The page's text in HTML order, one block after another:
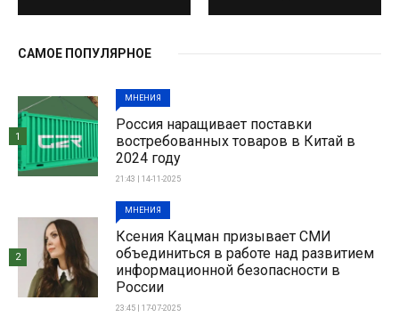
САМОЕ ПОПУЛЯРНОЕ
МНЕНИЯ
Россия наращивает поставки
востребованных товаров в Китай в
2024 году
21:43 | 14-11-2025
1
МНЕНИЯ
Ксения Кацман призывает СМИ
объединиться в работе над развитием
информационной безопасности в
России
23:45 | 17-07-2025
2